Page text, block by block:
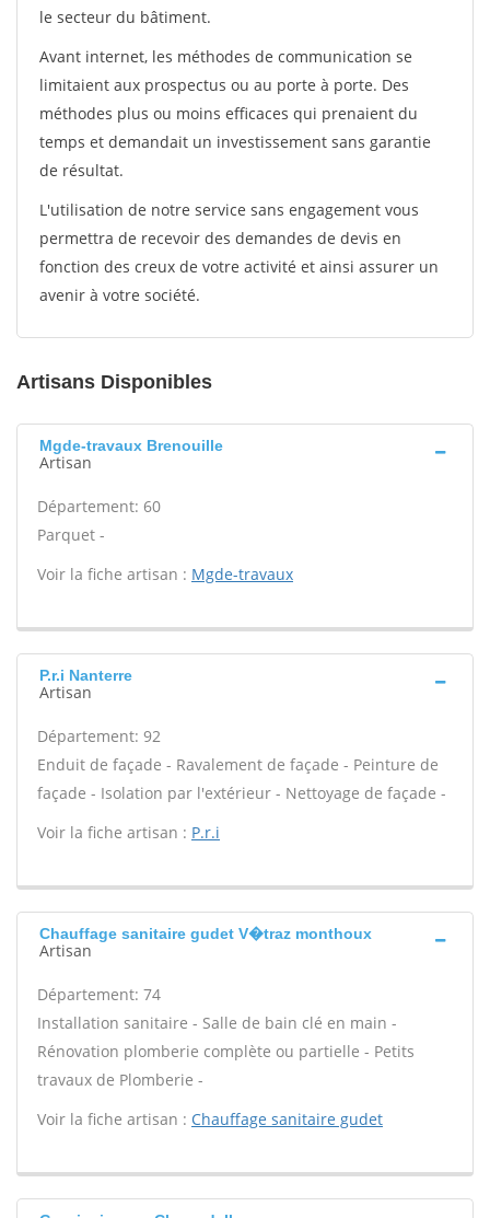
le secteur du bâtiment.
Avant internet, les méthodes de communication se
limitaient aux prospectus ou au porte à porte. Des
méthodes plus ou moins efficaces qui prenaient du
temps et demandait un investissement sans garantie
de résultat.
L'utilisation de notre service sans engagement vous
permettra de recevoir des demandes de devis en
fonction des creux de votre activité et ainsi assurer un
avenir à votre société.
Artisans Disponibles
Mgde-travaux Brenouille
Artisan
Département: 60
Parquet -
Voir la fiche artisan : Mgde-travaux
P.r.i Nanterre
Artisan
Département: 92
Enduit de façade - Ravalement de façade - Peinture de
façade - Isolation par l'extérieur - Nettoyage de façade -
Voir la fiche artisan : P.r.i
Chauffage sanitaire gudet V�traz monthoux
Artisan
Département: 74
Installation sanitaire - Salle de bain clé en main -
Rénovation plomberie complète ou partielle - Petits
travaux de Plomberie -
Voir la fiche artisan : Chauffage sanitaire gudet